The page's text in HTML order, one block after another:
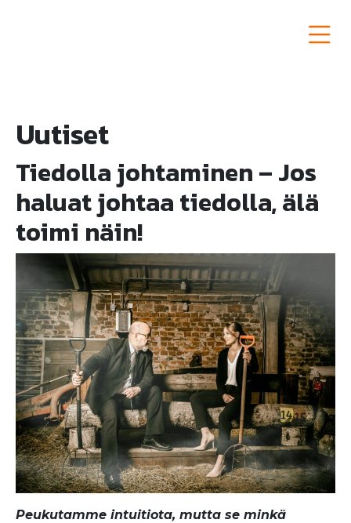
Uutiset
Tiedolla johtaminen – Jos
haluat johtaa tiedolla, älä
toimi näin!
Peukutamme intuitiota, mutta se minkä